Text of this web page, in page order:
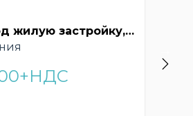
Земля под жилую застройку, Кониа, Пафос, Кипр – FC-62377